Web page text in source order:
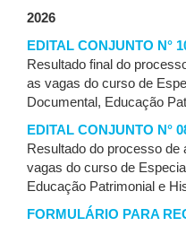
2026
EDITAL CONJUNTO N°
Resultado final do
as vagas do curso de
Documental, Educação
EDITAL CONJUNTO N°
Resultado do processo
vagas do curso de
Educação Patrimonial e
FORMULÁRIO PARA